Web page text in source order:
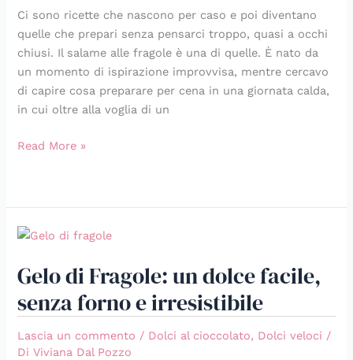
Ci sono ricette che nascono per caso e poi diventano
quelle che prepari senza pensarci troppo, quasi a occhi
chiusi. Il salame alle fragole è una di quelle. È nato da
un momento di ispirazione improvvisa, mentre cercavo
di capire cosa preparare per cena in una giornata calda,
in cui oltre alla voglia di un
tenere
in
freezer
Read More »
Gelo di Fragole: un dolce facile,
senza forno e irresistibile
Lascia un commento / Dolci al cioccolato, Dolci veloci /
DiViviana Dal Pozzo
Gelo
Fragole:
dolce
facile,
senza